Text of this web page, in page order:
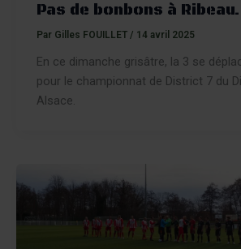
Pas de bonbons à
Par Gilles FOUILLET / 14 avril 2025
En ce dimanche grisâtre, la 3 se
pour le championnat de District 7 du
Alsace.